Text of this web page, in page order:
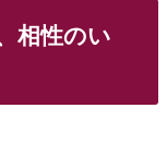
相性のい